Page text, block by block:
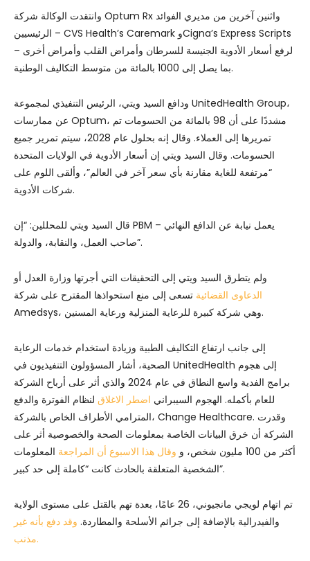
وانتقدت الوكالة شركة Optum Rx واثنين آخرين من مديري الفوائد
الرئيسيين – CVS Health’s Caremark وCigna’s Express Scripts
– لرفع أسعار الأدوية الجنيسة للسرطان وأمراض القلب وأمراض أخرى
بما يصل إلى 1000 بالمائة من متوسط ​​التكاليف الوطنية.
ودافع السيد ويتي، الرئيس التنفيذي لمجموعة UnitedHealth Group،
عن ممارسات Optum، مشددًا على أن 98 بالمائة من الحسومات تم
تمريرها إلى العملاء. وقال إنه بحلول عام 2028، سيتم تمرير جميع
الحسومات. وقال السيد ويتي إن أسعار الأدوية في الولايات المتحدة
“مرتفعة للغاية مقارنة بأي سعر آخر في العالم”، وألقى اللوم على
شركات الأدوية.
قال السيد ويتي للمحللين: “إن PBM يعمل نيابة عن الدافع النهائي –
صاحب العمل، والنقابة، والدولة”.
ولم يتطرق السيد ويتي إلى التحقيقات التي أجرتها وزارة العدل أو
الدعاوى القضائية تسعى إلى منع استحواذها المقترح على شركة
Amedsys، وهي شركة كبيرة للرعاية المنزلية ورعاية المسنين.
إلى جانب ارتفاع التكاليف الطبية وزيادة استخدام خدمات الرعاية
الصحية، أشار المسؤولون التنفيذيون في UnitedHealth إلى هجوم
برامج الفدية واسع النطاق في عام 2024 والذي أثر على أرباح الشركة
للعام بأكمله. الهجوم السيبراني اضطر الاغلاق لنظام الفوترة والدفع
المترامي الأطراف الخاص بالشركة، Change Healthcare. وقدرت
الشركة أن خرق البيانات الخاصة بمعلومات الصحة والخصوصية أثر على
أكثر من 100 مليون شخص، و
وقال هذا الاسبوع أن المراجعة المعلومات
الشخصية المتعلقة بالحادث كانت “كاملة إلى حد كبير”.
تم اتهام لويجي مانجيوني، 26 عامًا، بعدة تهم بالقتل على مستوى الولاية
والفيدرالية بالإضافة إلى جرائم الأسلحة والمطاردة. وقد دفع بأنه غير
مذنب.